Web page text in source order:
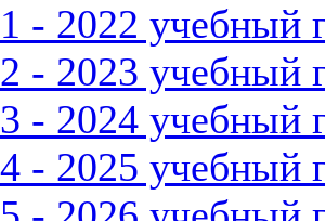
- 2022 учебный
- 2023 учебный
- 2024 учебный
- 2025 учебный